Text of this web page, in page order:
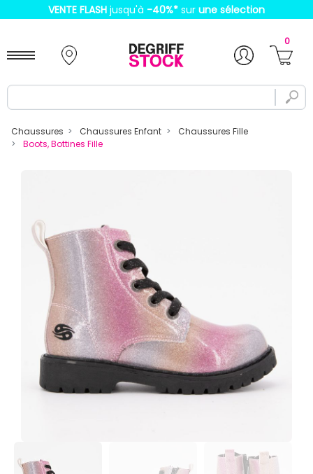
VENTE FLASH jusqu'à -40%* sur une sélection
0
Chaussures Chaussures Enfant
Chaussures Fille
Boots, Bottines Fille